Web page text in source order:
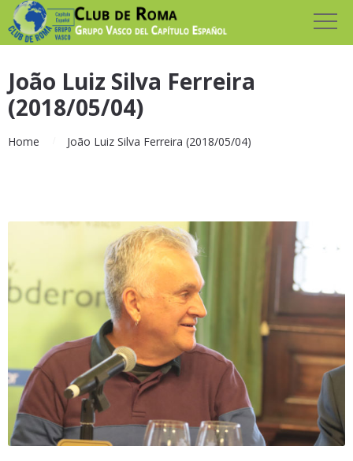
João Luiz Silva Ferreira
(2018/05/04)
Home João Luiz Silva Ferreira (2018/05/04)